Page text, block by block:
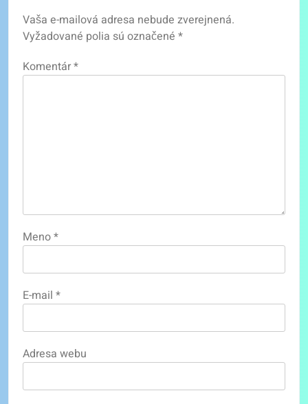
Vaša e-mailová adresa nebude zverejnená.
Vyžadované polia sú označené *
Komentár*
Meno*
E-mail *
Adresa webu